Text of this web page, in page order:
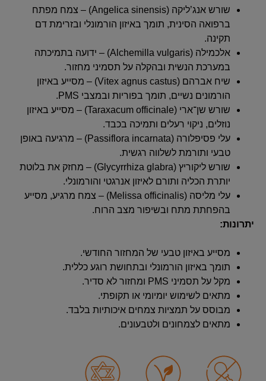
שורש אנג’ליקה (Angelica sinensis) – צמח מפתח
ברפואה הסינית, תומך באיזון הורמונלי ובזרימת דם
תקינה.
אלכמילה (Alchemilla vulgaris) – ידועה בתמיכתה
במערכת הנשית ובהקלה על תסמיני מחזור.
שיח אברהם (Vitex agnus castus) – מסייע באיזון
הורמונים נשיים, תומך בפוריות ובמצבי PMS.
שורש שן־ארי (Taraxacum officinale) – מסייע באיזון
נוזלים, ניקוי רעלים ותמיכה בכבד.
עלי פסיפלורה (Passiflora incarnata) – מרגיעה באופן
טבעי ותורמת לשלווה רגשית.
שורש ליקוריץ (Glycyrrhiza glabra) – מחזק את בלוטת
יותרת הכליה ותורם לאיזון אנרגטי והורמונלי.
עלי מליסה (Melissa officinalis) – צמח מרגיע, מסייע
בהפחתת מתח ובשיפור מצב הרוח.
יתרונות:
מסייע באיזון טבעי של המחזור החודשי.
תומך באיזון הורמונלי ובתחושת רוגע כללית.
מקל על תסמיני PMS ומחזור לא סדיר.
מתאים לשימוש יומיומי או תקופתי.
מבוסס על תמציות צמחים איכותיות בלבד.
מתאים לצמחונים ולטבעונים.